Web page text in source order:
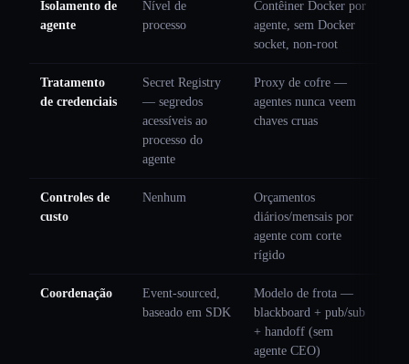
Isolamento de
agente
Nível de
processo
Contêiner Docker por
agente, sem Docker
socket, non-root
Tratamento
de credenciais
Secret Registry
— segredos
acessíveis ao
processo do
agente
Proxy de cofre —
agentes nunca veem
chaves cruas
Controles de
custo
Nenhum
Orçamentos
diários/mensais por
agente com corte
rígido
Coordenação
Event-sourced,
baseado em SDK
Modelo de frota —
blackboard + pub/sub
+ handoff (sem
agente CEO)